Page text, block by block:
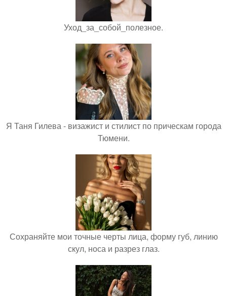
Уход_за_собой_полезное.
Я Таня Гилева - визажист и стилист по прическам города
Тюмени.
Сохраняйте мои точные черты лица, форму губ, линию
скул, носа и разрез глаз.